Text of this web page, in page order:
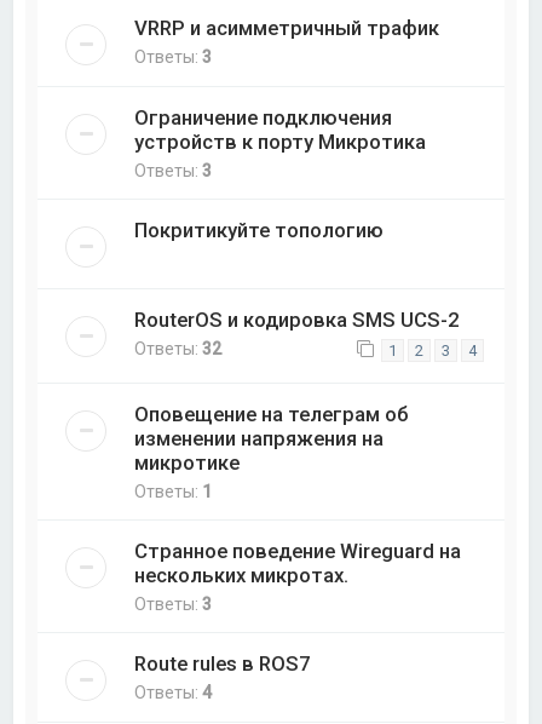
VRRP и асимметричный трафик
Ответы:3
Ограничение подключения
устройств к порту Микротика
Ответы:3
Покритикуйте топологию
RouterOS и кодировка SMS UCS-2
Ответы:32 1 2 3 4
Оповещение на телеграм об
изменении напряжения на
микротике
Ответы: 1
Странное поведение Wireguard на
нескольких микротах.
Ответы:3
Route rules в ROS7
Ответы:4